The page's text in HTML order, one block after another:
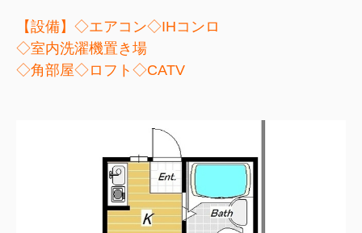
【設備】◇エアコン◇IHコンロ
◇室内洗濯機置き場
◇角部屋◇ロフト ◇CATV